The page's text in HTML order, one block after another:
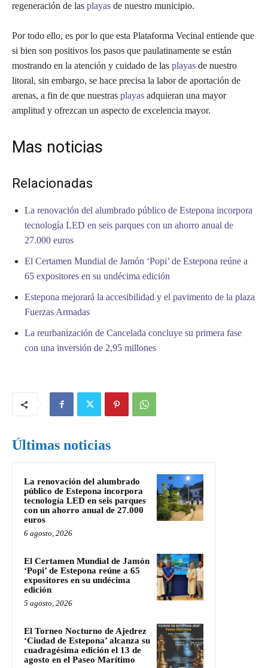
regeneración de las playas de nuestro municipio.
Por todo ello, es por lo que esta Plataforma Vecinal entiende que
si bien son positivos los pasos que paulatinamente se están
mostrando en la atención y cuidado de las playas de nuestro
litoral, sin embargo, se hace precisa la labor de aportación de
arenas, a fin de que nuestras playas adquieran una mayor
amplitud y ofrezcan un aspecto de excelencia mayor.
Mas noticias
Relacionadas
La renovación del alumbrado público de Estepona incorpora
tecnología LED en seis parques con un ahorro anual de
27.000 euros
El Certamen Mundial de Jamón ‘Popi’ de Estepona reúne a
65 expositores en su undécima edición
Estepona mejorará la accesibilidad y el pavimento de la plaza
Fuerzas Armadas
La reurbanización de Cancelada concluye su primera fase
con una inversión de 2,95 millones
Últimas noticias
La renovación del alumbrado
público de Estepona incorpora
tecnología LED en seis parques
con un ahorro anual de 27.000
euros
6 agosto, 2026
El Certamen Mundial de Jamón
‘Popi’ de Estepona reúne a 65
expositores en su undécima
edición
5 agosto, 2026
El Torneo Nocturno de Ajedrez
‘Ciudad de Estepona’ alcanza su
cuadragésima edición el 13 de
agosto en el Paseo Marítimo